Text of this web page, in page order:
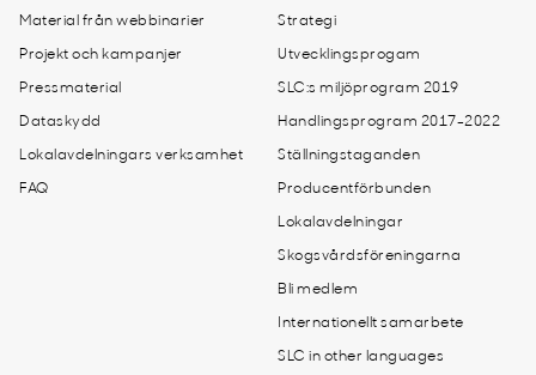
Material från webbinarier
Projekt och kampanjer
Pressmaterial
Dataskydd
Lokalavdelningars verksamhet
FAQ
Strategi
Utvecklingsprogam
SLC:s miljöprogram 2019
Handlingsprogram 2017-2022
Ställningstaganden
Producentförbunden
Lokalavdelningar
Skogsvårdsföreningarna
Bli medlem
Internationellt samarbete
SLC in other languages